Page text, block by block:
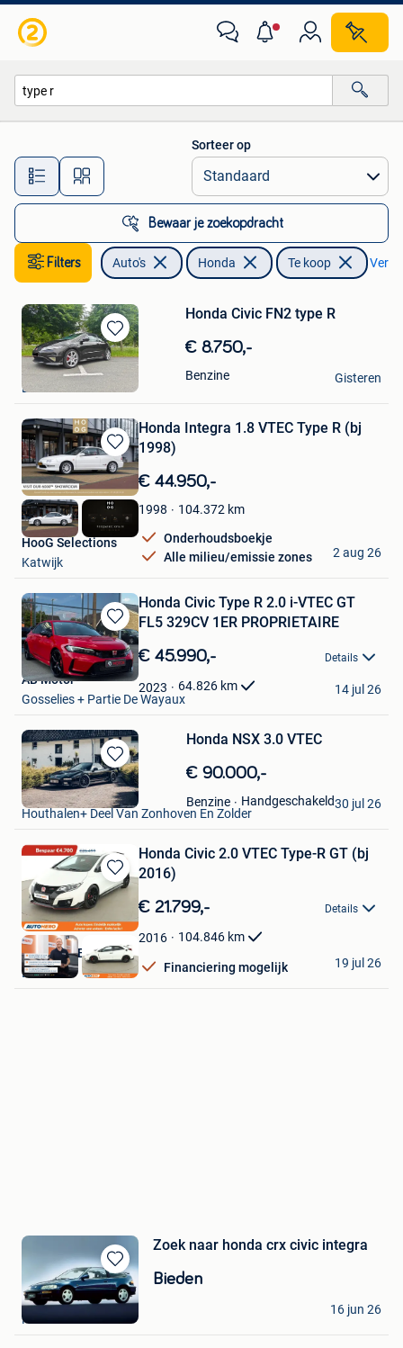
Alle afstanden…
Sorteer op
Bewaar je zoekopdracht
Filters Auto's Honda Te koop
Bewaren
in
Mijn
Favorieten
Honda Civic FN2 type R
€ 8.750,-
Benzine
Kevin
Lochristi
Gisteren
Bewaren
in
Mijn
Favorieten
Honda Integra 1.8 VTEC Type R (bj
1998)
€ 44.950,-
1998 104.372 km
Onderhoudsboekje
Alle milieu/emissie zones
HooG Selections
Katwijk
2 aug 26
Bewaren
in
Mijn
Favorieten
Honda Civic Type R 2.0 i-VTEC GT
FL5 329CV 1ER PROPRIETAIRE
€ 45.990,- Details
2023 64.826 km
AB Motor
Gosselies + Partie De Wayaux
14 jul 26
Bewaren
in
Mijn
Favorieten
Honda NSX 3.0 VTEC
€ 90.000,-
Benzine Handgeschakeld
S.C.C.
Houthalen+ Deel Van Zonhoven En Zolder
30 jul 26
Bewaren
in
Favorieten
Honda Civic 2.0 VTEC Type-R GT (bj
2016)
€ 21.799,- Details
2016 104.846 km
Financiering mogelijk
Autohero België
Brussel
19 jul 26
Bewaren
in
Mijn
Favorieten
Zoek naar honda crx civic integra
Bieden
benoit
Fosses-La-Ville
16 jun 26